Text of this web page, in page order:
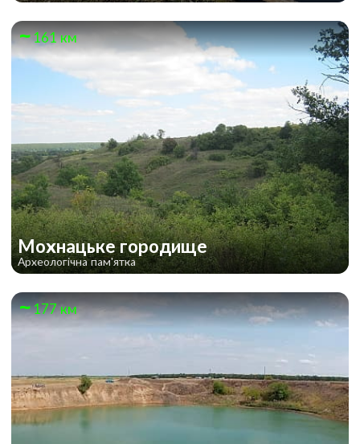
161 км
Мохнацьке городище
Археологічна пам'ятка
177 км